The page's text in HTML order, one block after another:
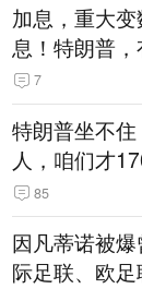
加息，重大
息！特朗普
7
特朗普坐不
人，咱们才
85
因凡蒂诺被
际足联、欧